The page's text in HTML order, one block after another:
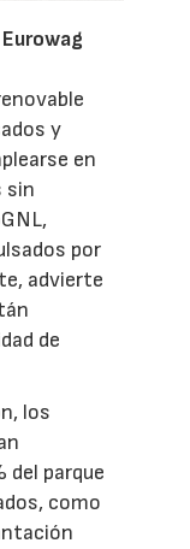
Eurowag
y
en
sin
por
advierte
de
los
del parque
como